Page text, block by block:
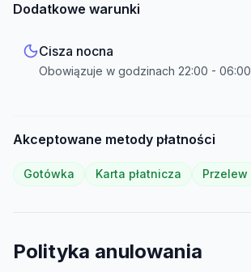
Dodatkowe warunki
Cisza nocna
Obowiązuje w godzinach 22:00 - 06:00
Akceptowane metody płatności
Gotówka Karta płatnicza Przelew
Polityka anulowania